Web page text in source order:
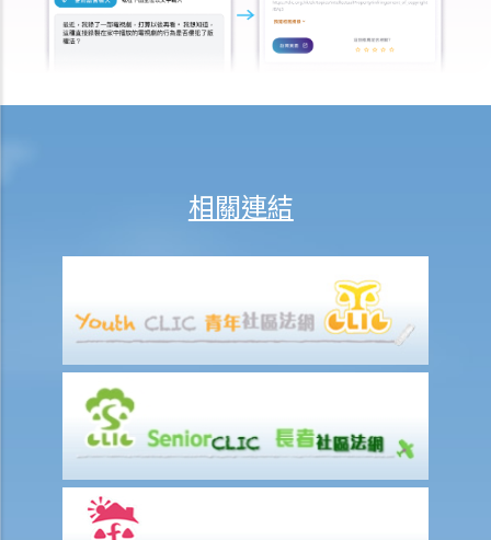
1. 申請遺囑認證或遺產管理書有沒有時限？
2. 如果申請人向遺產承辦處遞交文件後，又找到更多死者的資產，他 /
5. 當遺產稅被取消後，怎樣可以避免在未經許可下擅自處理遺產？
麼辦？
8. 如果在頒授遺產管理書後發現遺囑，應怎麼辦？
9. 如果我沒有很多近親。我能委任一位朋友或一個機構，例如非牟利機
構，成為我的遺囑執行人嗎？如果可以，我應該做些什麼準備作此安
10. 如果我的遺產 (1)少於50,000元；(2)超過50,000元但少於150,000
11. 委任遺囑執行人有哪些限制？
12. 作為遺囑執行人(不是立遺囑人的直系親屬，例如朋友或非政府機
相關連結